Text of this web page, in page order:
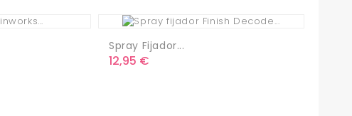
Spray Fijador...
Precio
12,95 €